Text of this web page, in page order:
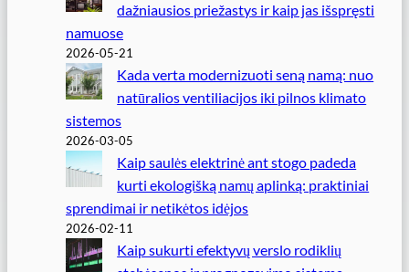
dažniausios priežastys ir kaip jas išspręsti
namuose
2026-05-21
Kada verta modernizuoti seną namą: nuo
natūralios ventiliacijos iki pilnos klimato
sistemos
2026-03-05
Kaip saulės elektrinė ant stogo padeda
kurti ekologišką namų aplinką: praktiniai
sprendimai ir netikėtos idėjos
2026-02-11
Kaip sukurti efektyvų verslo rodiklių